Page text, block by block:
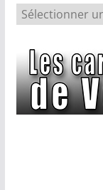
a
é
g
o
r